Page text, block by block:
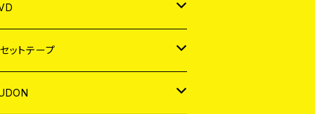
レル
ットテープ